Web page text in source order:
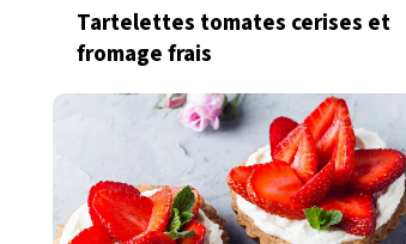
Tartelettes tomates cerises et
fromage frais